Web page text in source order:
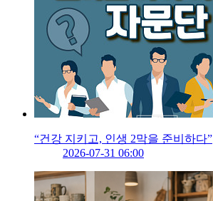
“건강 지키고, 인생 2막을 준비하다”
2026-07-31 06:00